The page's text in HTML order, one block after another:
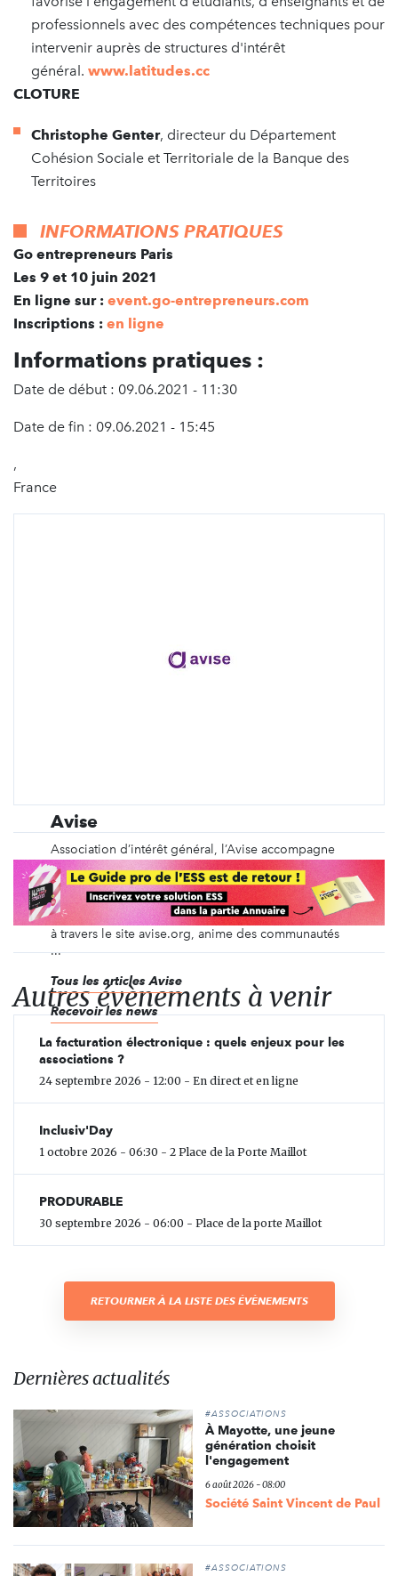
professionnels avec des compétences techniques pour
intervenir auprès de structures d'intérêt
général. www.latitudes.cc
CLOTURE
Christophe Genter, directeur du Département
Cohésion Sociale et Territoriale de la Banque des
Territoires
INFORMATIONS PRATIQUES
Go entrepreneurs Paris
Les 9 et 10 juin 2021
En ligne sur : event.go-entrepreneurs.com
Inscriptions : en ligne
Informations pratiques :
Date de début : 09.06.2021 - 11:30
Date de fin : 09.06.2021 - 15:45
,
France
Avise
Association d’intérêt général, l’Avise accompagne
le développement de l’économie sociale et
solidaire (ESS) et de l’innovation sociale en France
et en Europe. Agence d’ingénierie créée en 2002,
elle outille et oriente les parties prenantes de l’ESS
à travers le site avise.org, anime des communautés
...
Tous les articles Avise
Recevoir les news
Autres évènements à venir
La facturation électronique : quels enjeux pour les
associations ?
24 septembre 2026 - 12:00 - En direct et en ligne
Inclusiv'Day
1 octobre 2026 - 06:30 - 2 Place de la Porte Maillot
PRODURABLE
30 septembre 2026 - 06:00 - Place de la porte Maillot
RETOURNER À LA LISTE DES ÉVÈNEMENTS
Dernières actualités
#ASSOCIATIONS
À Mayotte, une jeune
génération choisit
l'engagement
6 août 2026 - 08:00
Société Saint Vincent de Paul
#ASSOCIATIONS